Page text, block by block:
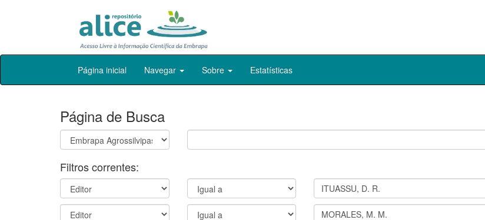
Skip
Página inicial Navegar Sobre Estatísticas
Página de Busca
Filtros correntes: